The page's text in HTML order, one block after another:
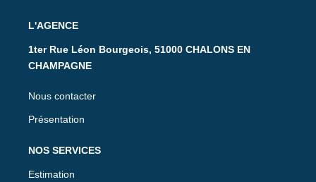
L'AGENCE
1ter Rue Léon Bourgeois, 51000 CHALONS EN
CHAMPAGNE
Nous contacter
Présentation
NOS SERVICES
Estimation